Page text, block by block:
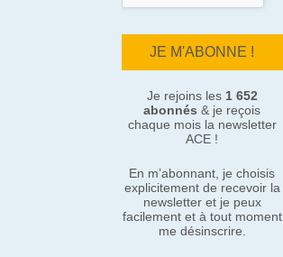
Je rejoins les 1 652
abonnés & je reçois
chaque mois la newsletter
ACE !
En m’abonnant, je choisis
explicitement de recevoir la
newsletter et je peux
facilement et à tout moment
me désinscrire.